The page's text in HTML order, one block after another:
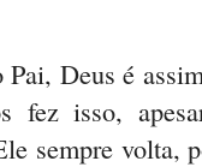
Deus é
fez isso,
sempre volta,